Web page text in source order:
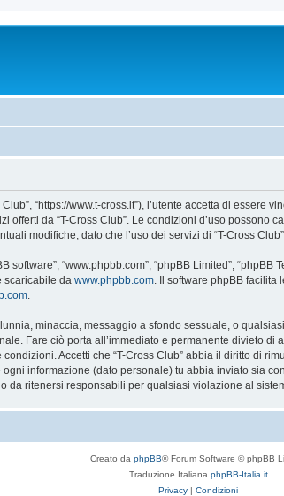
Club”, “https://www.t-cross.it”), l’utente accetta di
offerti da “T-Cross Club”. Le condizioni d’uso
modifiche, dato che l’uso dei servizi di “T-Cross
software”, “www.phpbb.com”, “phpBB Limited”,
scaricabile da www.phpbb.com . Il software phpBB
minaccia, messaggio a sfondo sessuale, o
Fare ciò porta all’immediato e permanente divieto
Accetti che “T-Cross Club” abbia il diritto di
informazione (dato personale) tu abbia inviato sia
da ritenersi responsabili per qualsiasi violazione al
Creato da phpBB® Forum Software © phpBB
Traduzione Italiana phpBB-Italia.it
Privacy | Condizioni